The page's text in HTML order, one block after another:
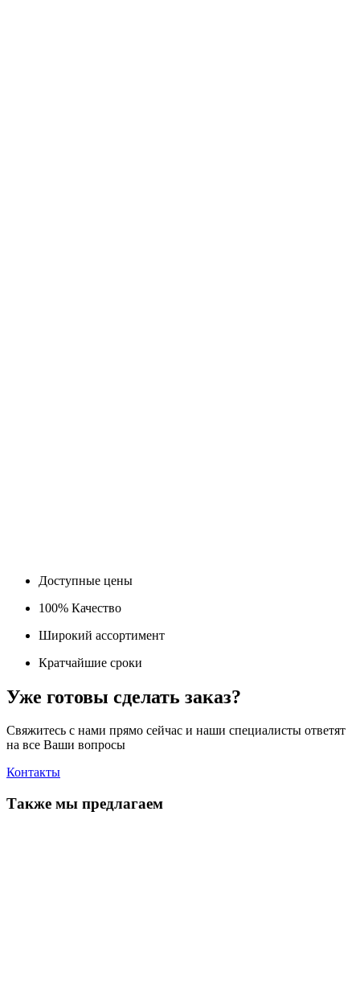
Доступные цены
100% Качество
Широкий ассортимент
Кратчайшие сроки
Уже готовы сделать заказ?
Свяжитесь с нами прямо сейчас и наши специалисты ответят
на все Ваши вопросы
Контакты
Также мы предлагаем